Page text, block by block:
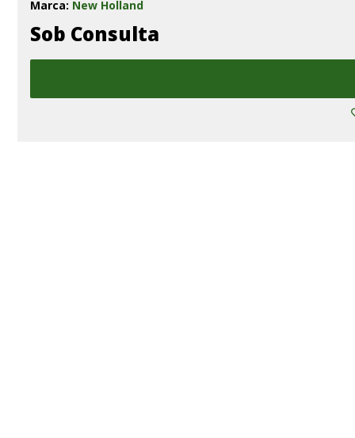
Marca: New Holland
Sob Consulta